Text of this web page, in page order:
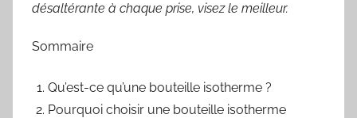
désaltérante à chaque prise, visez le meilleur.
Sommaire
Qu’est-ce qu’une bouteille isotherme ?
Pourquoi choisir une bouteille isotherme